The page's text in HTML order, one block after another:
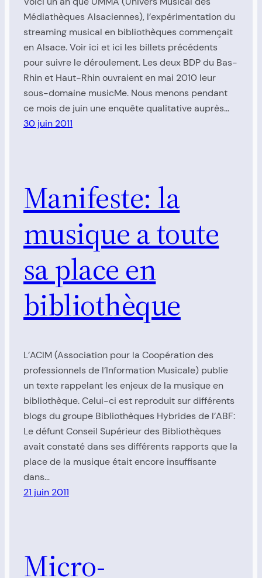
Médiathèques Alsaciennes), l’expérimentation du
streaming musical en bibliothèques commençait
en Alsace. Voir ici et ici les billets précédents
pour suivre le déroulement. Les deux BDP du Bas-
Rhin et Haut-Rhin ouvraient en mai 2010 leur
sous-domaine musicMe. Nous menons pendant
ce mois de juin une enquête qualitative auprès…
30 juin 2011
Manifeste: la
musique a toute
sa place en
bibliothèque
L’ACIM (Association pour la Coopération des
professionnels de l’Information Musicale) publie
un texte rappelant les enjeux de la musique en
bibliothèque. Celui-ci est reproduit sur différents
blogs du groupe Bibliothèques Hybrides de l’ABF:
Le défunt Conseil Supérieur des Bibliothèques
avait constaté dans ses différents rapports que la
place de la musique était encore insuffisante
dans…
21 juin 2011
Micro-